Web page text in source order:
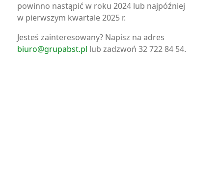
powinno nastąpić w roku 2024 lub najpóźniej
w pierwszym kwartale 2025 r.
Jesteś zainteresowany? Napisz na adres
biuro@grupabst.pl lub zadzwoń 32 722 84 54.